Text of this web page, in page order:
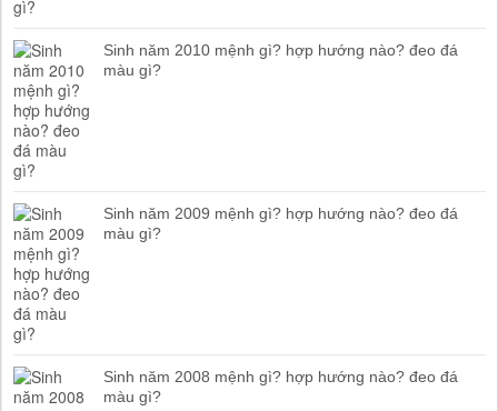
Sinh năm 2010 mệnh gì? hợp hướng nào? đeo đá
màu gì?
Sinh năm 2009 mệnh gì? hợp hướng nào? đeo đá
màu gì?
Sinh năm 2008 mệnh gì? hợp hướng nào? đeo đá
màu gì?